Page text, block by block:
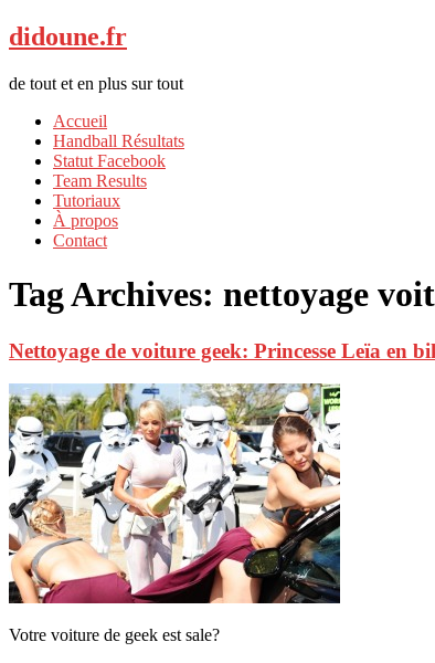
didoune.fr
de tout et en plus sur tout
Accueil
Handball Résultats
Statut Facebook
Team Results
Tutoriaux
À propos
Contact
Tag Archives: nettoyage
Nettoyage de voiture geek: Princesse Leïa en
Votre voiture de geek est sale?